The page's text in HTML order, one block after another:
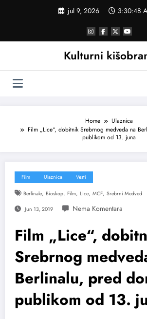
jul 9, 2026 3:30:49
Kulturni
Home
Ulaznica
Film „Lice“, dobitnik Srebrnog medveda na
publikom od 13. juna
Film Ulaznica Vesti
Berlinale, Bioskop, Film, Lice, MCF, Srebrni Medved
Jun 13, 2019
Film „Lice“,
Srebrnog
Berlinalu, pred
publikom od 13.